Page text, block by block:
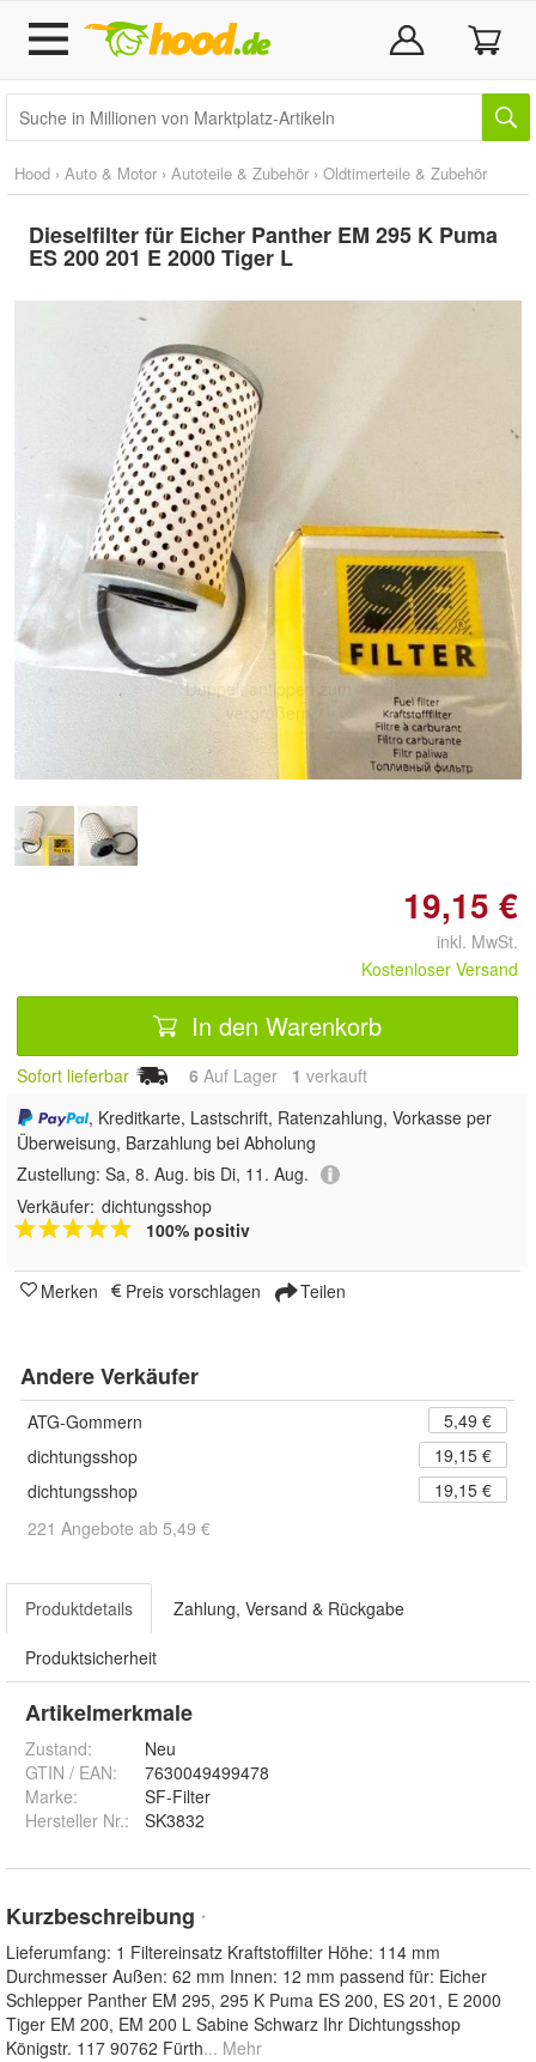
Hood › Auto & Motor › Autoteile & Zubehör › Oldtimerteile & Zubehör
Dieselfilter für Eicher Panther EM 295 K Puma
ES 200 201 E 2000 Tiger L
Doppelt antippen zum
vergrößern
19,15 €
inkl. MwSt.
Kostenloser Versand
In den Warenkorb
Sofort lieferbar 6 Auf Lager 1 verkauft
, Kreditkarte, Lastschrift, Ratenzahlung, Vorkasse per
Überweisung, Barzahlung bei Abholung
Zustellung: Sa, 8. Aug. bis Di, 11. Aug.
Verkäufer: dichtungsshop
100% positiv
Merken Preis vorschlagen Teilen
Andere Verkäufer
ATG-Gommern
5,49 €
dichtungsshop
19,15 €
dichtungsshop
19,15 €
221 Angebote ab 5,49 €
Produktdetails Zahlung, Versand & Rückgabe
Produktsicherheit
Artikelmerkmale
Zustand:
Neu
GTIN / EAN:
7630049499478
Marke:
SF-Filter
Hersteller Nr.:
SK3832
Kurzbeschreibung *
Lieferumfang: 1 Filtereinsatz Kraftstoffilter Höhe: 114 mm
Durchmesser Außen: 62 mm Innen: 12 mm passend für: Eicher
Schlepper Panther EM 295, 295 K Puma ES 200, ES 201, E 2000
Tiger EM 200, EM 200 L Sabine Schwarz Ihr Dichtungsshop
Königstr. 117 90762 Fürth... Mehr